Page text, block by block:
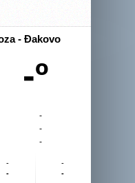
- Đakovo
-º
-
-
-
-
-
-
-